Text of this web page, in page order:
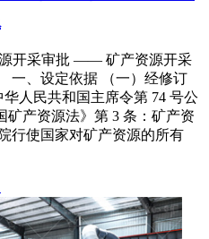
开采审批 —— 矿产资源开采
一、设定依据 （一）经修订
华人民共和国主席令第 74 号公
矿产资源法》第 3 条：矿产资
行使国家对矿产资源的所有